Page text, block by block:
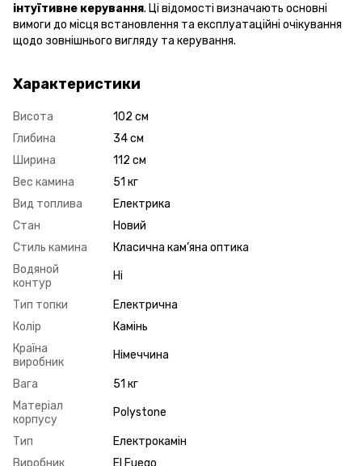
інтуїтивне керування. Ці відомості визначають основні
вимоги до місця встановлення та експлуатаційні очікування
щодо зовнішнього вигляду та керування.
Характеристики
Висота
102 см
Глибина
34 см
Ширина
112 см
Вес камина
51 кг
Вид топлива
Електрика
Стан
Новий
Стиль камина
Класична кам’яна оптика
Водяной
контур
Ні
Тип топки
Електрична
Колір
Камінь
Країна
виробник
Німеччина
Вага
51 кг
Матеріал
корпусу
Polystone
Тип
Електрокамін
Виробник
El Fuego